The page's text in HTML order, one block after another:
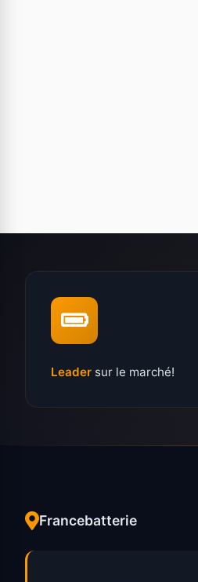
Leader sur le marché!
Francebatterie